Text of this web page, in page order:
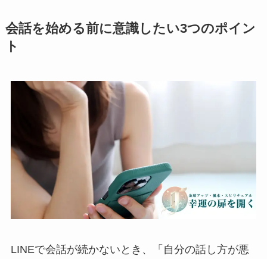
会話を始める前に意識したい3つのポイン
ト
LINEで会話が続かないとき、「自分の話し方が悪